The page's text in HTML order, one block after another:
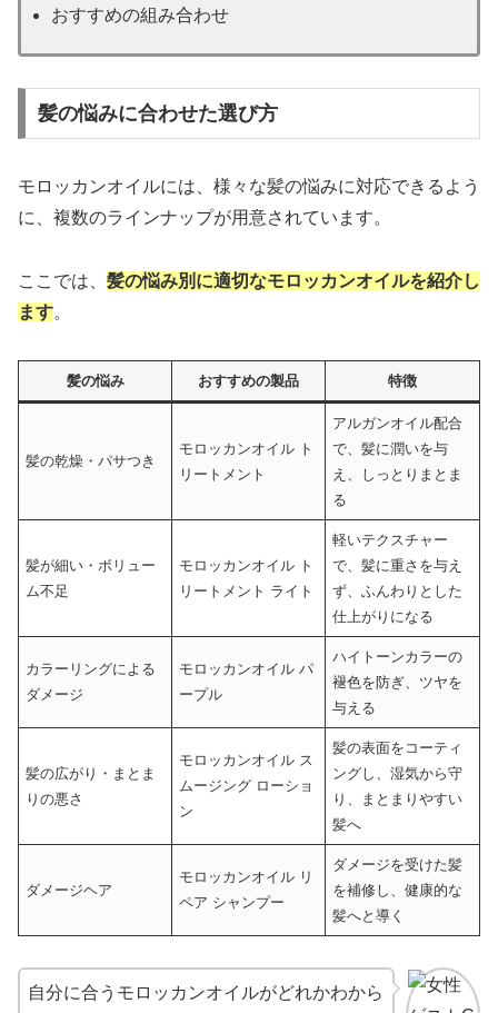
おすすめの組み合わせ
髪の悩みに合わせた選び方
モロッカンオイルには、様々な髪の悩みに対応できるよう
に、複数のラインナップが用意されています。
ここでは、 髪の悩み別に適切なモロッカンオイルを紹介し
ます。
髪の悩み おすすめの製品 特徴
髪の乾燥・パサつき
モロッカンオイル ト
リートメント
アルガンオイル配合
で、髪に潤いを与
え、しっとりまとま
る
髪が細い・ボリュー
ム不足
モロッカンオイル ト
リートメント ライト
軽いテクスチャー
で、髪に重さを与え
ず、ふんわりとした
仕上がりになる
カラーリングによる
ダメージ
モロッカンオイル パ
ープル
ハイトーンカラーの
褪色を防ぎ、ツヤを
与える
髪の広がり・まとま
りの悪さ
モロッカンオイル ス
ムージング ローショ
ン
髪の表面をコーティ
ングし、湿気から守
り、まとまりやすい
髪へ
ダメージヘア
モロッカンオイル リ
ペア シャンプー
ダメージを受けた髪
を補修し、健康的な
髪へと導く
自分に合うモロッカンオイルがどれかわから